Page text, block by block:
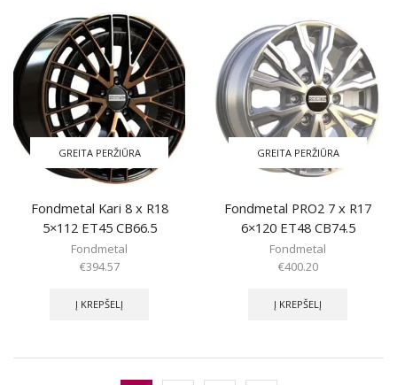
GREITA PERŽIŪRA
Fondmetal Kari 8 x R18
5×112 ET45 CB66.5
Fondmetal
€394.57
Į KREPŠELĮ
GREITA PERŽIŪRA
Fondmetal PRO2 7 x R17
6×120 ET48 CB74.5
Fondmetal
€400.20
Į KREPŠELĮ